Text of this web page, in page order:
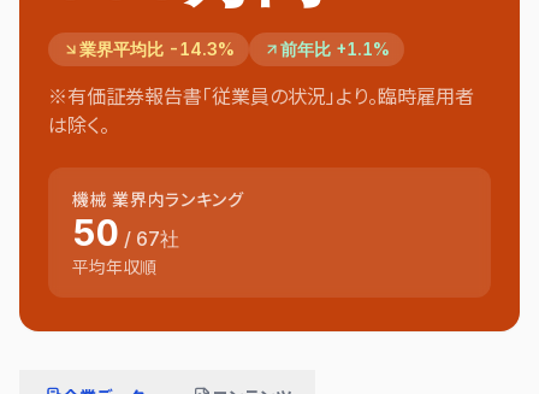
業界平均比 -14.3% 前年比 +1.1%
※有価証券報告書「従業員の状況」より。臨時雇用者
は除く。
機械 業界内ランキング
50 / 67社
平均年収順